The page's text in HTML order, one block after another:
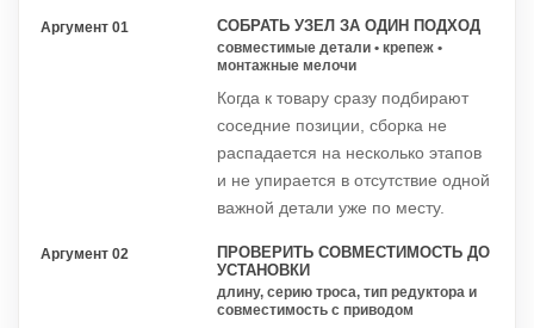
Аргумент 01 СОБРАТЬ УЗЕЛ ЗА ОДИН ПОДХОД
совместимые детали • крепеж •
монтажные мелочи
Когда к товару сразу подбирают
соседние позиции, сборка не
распадается на несколько этапов
и не упирается в отсутствие одной
важной детали уже по месту.
Аргумент 02
ПРОВЕРИТЬ СОВМЕСТИМОСТЬ ДО
УСТАНОВКИ
длину, серию троса, тип редуктора и
совместимость с приводом